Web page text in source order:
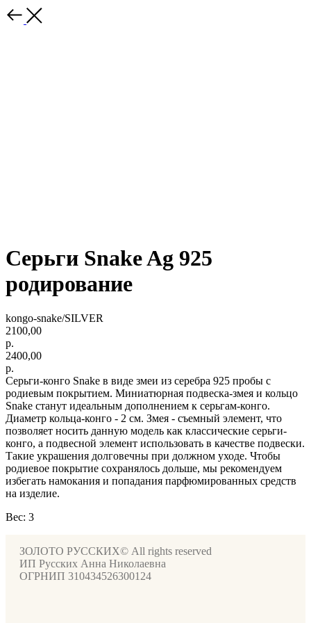
Серьги Snake Ag 925
родирование
kongo-snake/SILVER
2100,00
р.
2400,00
р.
Серьги-конго Snake в виде змеи из серебра 925 пробы с
родиевым покрытием. Миниатюрная подвеска-змея и кольцо
Snake станут идеальным дополнением к серьгам-конго.
Диаметр кольца-конго - 2 см. Змея - съемный элемент, что
позволяет носить данную модель как классические серьги-
конго, а подвесной элемент использовать в качестве подвески.
Такие украшения долговечны при должном уходе. Чтобы
родиевое покрытие сохранялось дольше, мы рекомендуем
избегать намокания и попадания парфюмированных средств
на изделие.
Вес: 3
ЗОЛОТО РУССКИХ© All rights reserved
ИП Русских Анна Николаевна
ОГРНИП 310434526300124